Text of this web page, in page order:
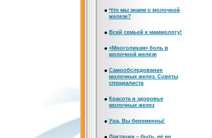
Что мы знаем о молочной
железе?
Всей семьей к маммологу!
«Многоликая» боль в
молочной железе
Самообследование
молочных желез. Советы
специалиста
Красота и здоровье
молочных желез
Ура, Вы беременны!
Лактации – быть, её не